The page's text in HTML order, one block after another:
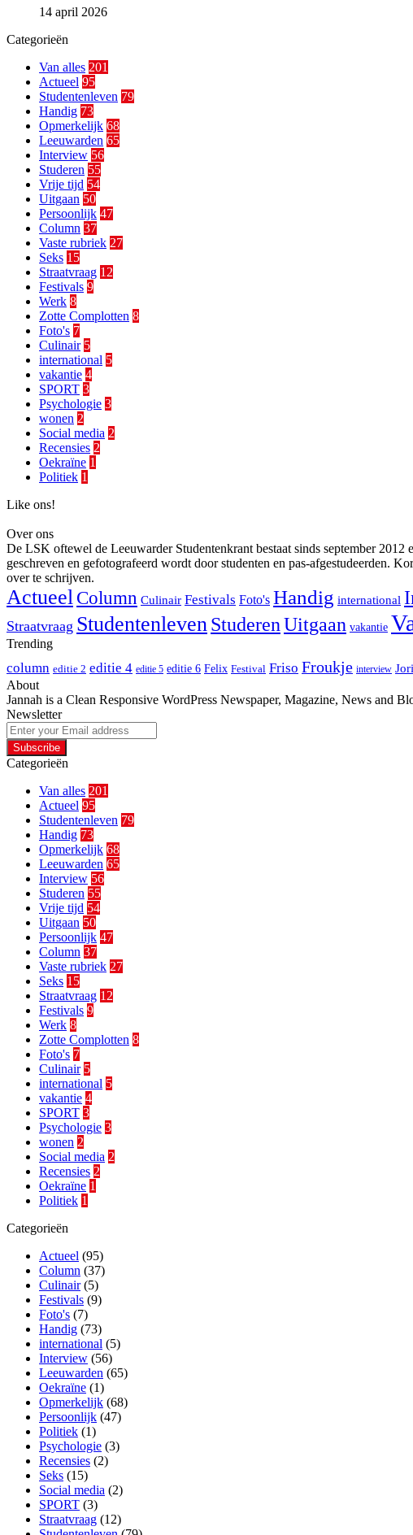
14 april 2026
Categorieën
Van alles 201
Actueel 95
Studentenleven 79
Handig 73
Opmerkelijk 68
Leeuwarden 65
Interview 56
Studeren 55
Vrije tijd 54
Uitgaan 50
Persoonlijk 47
Column 37
Vaste rubriek 27
Seks 15
Straatvraag 12
Festivals 9
Werk 8
Zotte Complotten 8
Foto's 7
Culinair 5
international 5
vakantie 4
SPORT 3
Psychologie 3
wonen 2
Social media 2
Recensies 2
Oekraïne 1
Politiek 1
Like ons!
Over ons
De LSK oftewel de Leeuwarder Studentenkrant bestaat sinds september
geschreven en gefotografeerd wordt door studenten en pas-afgestudeerden.
over te schrijven.
Actueel Column Culinair Festivals Foto's Handig international
Straatvraag StudentenlevenStuderenUitgaan vakantie
Trending
column editie 2 editie 4 editie 5 editie 6 Felix Festival Friso Froukje interview
About
Jannah is a Clean Responsive WordPress Newspaper, Magazine, News and
Newsletter
Enter
your
Email
address
Categorieën
Van alles 201
Actueel 95
Studentenleven 79
Handig 73
Opmerkelijk 68
Leeuwarden 65
Interview 56
Studeren 55
Vrije tijd 54
Uitgaan 50
Persoonlijk 47
Column 37
Vaste rubriek 27
Seks 15
Straatvraag 12
Festivals 9
Werk 8
Zotte Complotten 8
Foto's 7
Culinair 5
international 5
vakantie 4
SPORT 3
Psychologie 3
wonen 2
Social media 2
Recensies 2
Oekraïne 1
Politiek 1
Categorieën
Actueel (95)
Column (37)
Culinair(5)
Festivals (9)
Foto's (7)
Handig (73)
international (5)
Interview (56)
Leeuwarden (65)
Oekraïne (1)
Opmerkelijk (68)
Persoonlijk (47)
Politiek (1)
Psychologie (3)
Recensies (2)
Seks (15)
Social media (2)
SPORT (3)
Straatvraag (12)